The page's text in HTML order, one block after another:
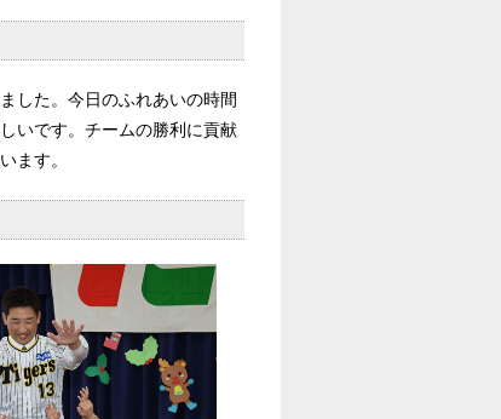
した。今日のふれあいの時間
いです。チームの勝利に貢献
ます。